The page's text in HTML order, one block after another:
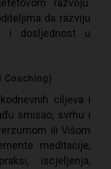
razvoju.
da razviju
i dosljednost u
Coaching)
ciljeva i
smisao, svrhu i
ili Višom
meditacije,
iscjeljenja,